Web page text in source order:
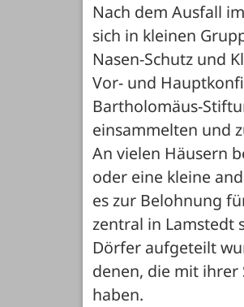
Nach dem Ausfall
sich in kleinen
Nasen-Schutz und
Vor- und
Bartholomäus-
einsammelten und
An vielen Häusern
oder eine kleine
es zur Belohnung
zentral in Lamstedt
Dörfer aufgeteilt
denen, die mit ihrer
haben.